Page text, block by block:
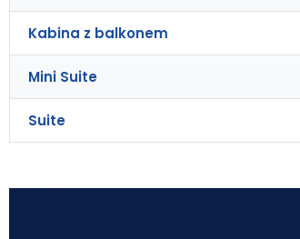
Kabina z balkonem
Mini Suite
Suite